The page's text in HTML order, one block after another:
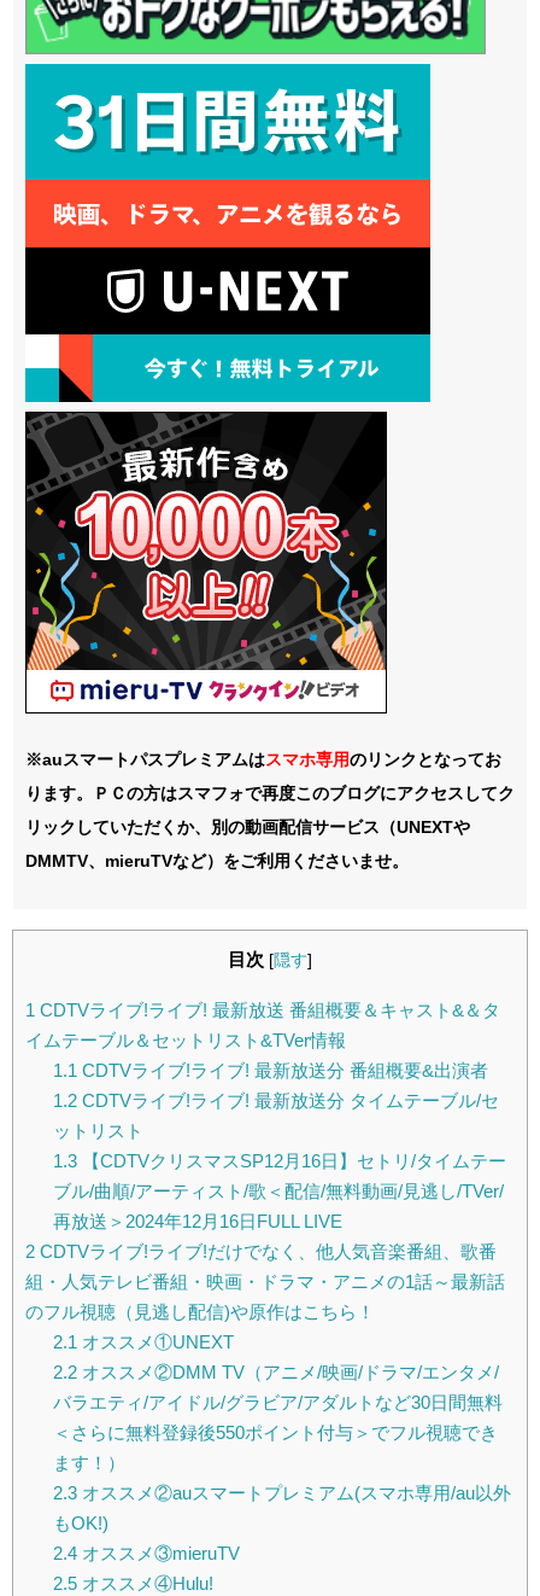
※auスマートパスプレミアムはスマホ専用のリンクとなってお
ります。ＰＣの方はスマフォで再度このブログにアクセスしてク
リックしていただくか、別の動画配信サービス（UNEXTや
DMMTV、mieruTVなど）をご利用くださいませ。
目次 [隠す]
1 CDTVライブ!ライブ! 最新放送 番組概要＆キャスト&＆タ
イムテーブル＆セットリスト&TVer情報
1.1 CDTVライブ!ライブ! 最新放送分 番組概要&出演者
1.2CDTVライブ!ライブ! 最新放送分 タイムテーブル/セ
ットリスト
1.3【CDTVクリスマスSP12月16日】セトリ/タイムテー
ブル/曲順/アーティスト/歌＜配信/無料動画/見逃し/TVer/
再放送＞2024年12月16日FULL LIVE
2 CDTVライブ!ライブ!だけでなく、他人気音楽番組、歌番
組・人気テレビ番組・映画・ドラマ・アニメの1話～最新話
のフル視聴（見逃し配信)や原作はこちら！
2.1 オススメ①UNEXT
2.2オススメ②DMM TV（アニメ/映画/ドラマ/エンタメ/
バラエティ/アイドル/グラビア/アダルトなど30日間無料
＜さらに無料登録後550ポイント付与＞でフル視聴でき
ます！）
2.3オススメ②auスマートプレミアム(スマホ専用/au以外
もOK!)
2.4オススメ③mieruTV
2.5オススメ④Hulu!